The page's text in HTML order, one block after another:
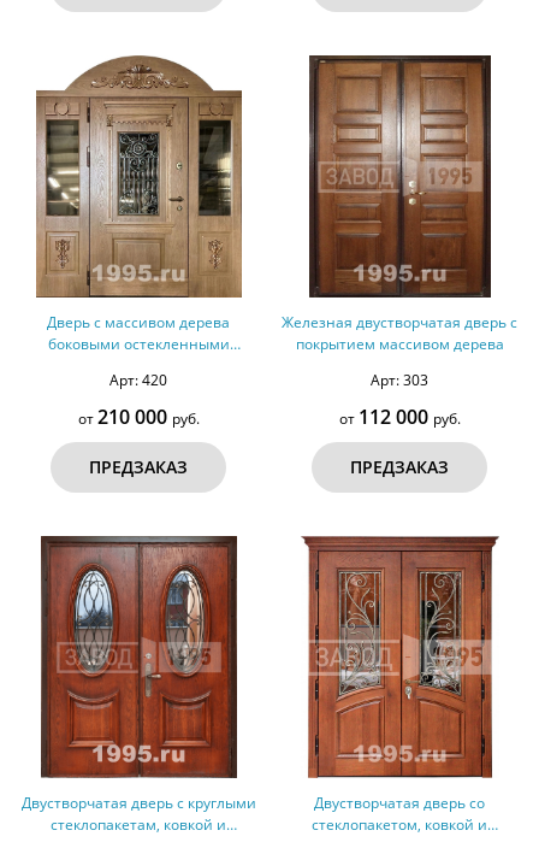
Дверь с массивом дерева
боковыми остекленными
Арт: 420
от210 000 руб.
ПРЕДЗАКАЗ
Железная двустворчатая дверь с
покрытием массивом дерева
Арт: 303
от 112 000 руб.
ПРЕДЗАКАЗ
Двустворчатая дверь с круглыми
стеклопакетам, ковкой и
Двустворчатая дверь со
стеклопакетом, ковкой и